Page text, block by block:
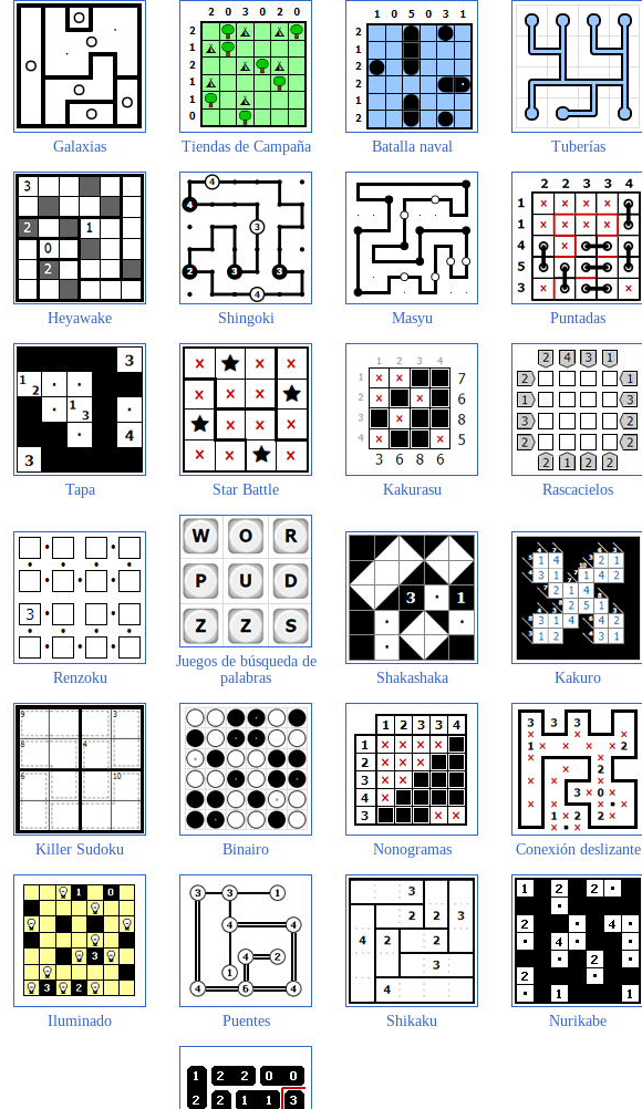
Galaxias Tiendas de Campaña Batalla naval Tuberías
Heyawake Shingoki Masyu Puntadas
Tapa Star Battle Kakurasu Rascacielos
Renzoku
Juegos de búsqueda de
palabras
Shakashaka Kakuro
Killer Sudoku Binairo Nonogramas Conexión deslizante
Iluminado Puentes Shikaku Nurikabe